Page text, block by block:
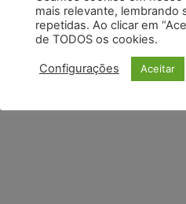
mais relevante, lembrando
repetidas. Ao clicar em
de TODOS os cookies.
Configurações Aceitar